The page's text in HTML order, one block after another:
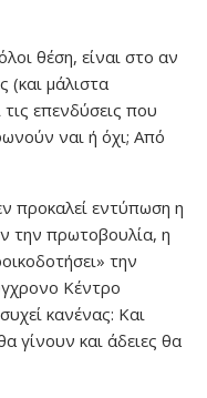
θέση, είναι στο αν
(και μάλιστα
τις επενδύσεις που
ναι ή όχι; Από
προκαλεί εντύπωση η
την πρωτοβουλία, η
την
Κέντρο
κανένας: Και
γίνουν και άδειες θα